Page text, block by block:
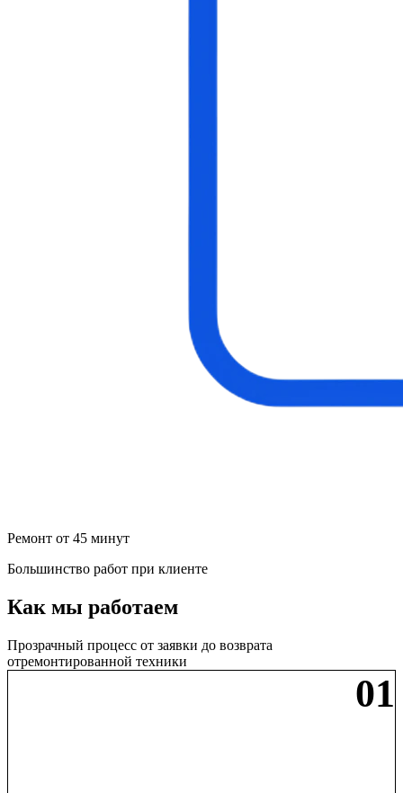
Ремонт от 45 минут
Большинство работ при клиенте
Как мы работаем
Прозрачный процесс от заявки до возврата
отремонтированной техники
01